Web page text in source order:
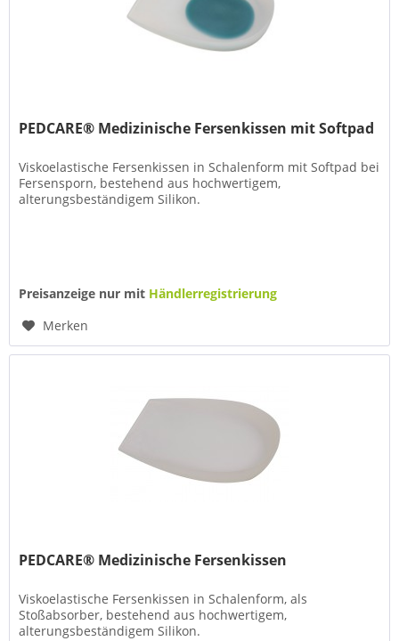
PEDCARE® Medizinische Fersenkissen mit Softpad
Viskoelastische Fersenkissen in Schalenform mit Softpad bei
Fersensporn, bestehend aus hochwertigem,
alterungsbeständigem Silikon.
Preisanzeige nur mit Händlerregistrierung
Merken
PEDCARE® Medizinische Fersenkissen
Viskoelastische Fersenkissen in Schalenform, als
Stoßabsorber, bestehend aus hochwertigem,
alterungsbeständigem Silikon.